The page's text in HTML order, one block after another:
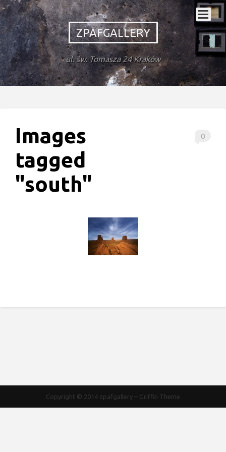
ZPAFGALLERY
ul. św. Tomasza 24 Kraków
0
Images
tagged
"south"
Copyright © 2014 zpafgallery – Griffin Theme